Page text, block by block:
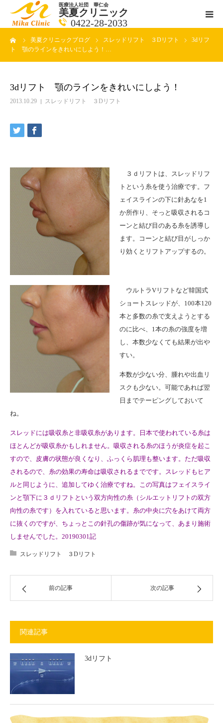
医療法人社団 華仁会
美夏クリニック
0422-28-2033
美夏クリニックブログ スレッドリフト ３Dリフト
3dリフ
ト 顎のラインをきれいにしよう！…
3dリフト 顎のラインをきれいにしよう！
2013.10.29 スレッドリフト ３Dリフト
３ｄリフトは、スレッドリフ
トという糸を使う治療です。フ
ェイスラインの下に針あなを1
か所作り、そっと吸収されるコ
ーンと結び目のある糸を誘導し
ます。コーンと結び目がしっか
り効くとリフトアップするの。
ウルトラVリフトなど韓国式
ショートスレッドが、100本120
本と多数の糸で支えようとする
のに比べ、1本の糸の強度を増
し、本数少なくても結果が出や
すい。
本数が少ない分、腫れや出血リ
スクも少ない。可能であれば翌
日までテーピングしておいて
ね。
スレッドには吸収糸と非吸収糸があります。日本で使われている糸は
ほとんどが吸収糸かもしれません。吸収される糸のほうが炎症を起こ
すので、皮膚の状態が良くなり、ふっくら肌理も整います。ただ吸収
されるので、糸の効果の寿命は吸収されるまでです。スレッドもヒア
ルと同じように、追加してゆく治療ですね。この写真はフェイスライ
ンと顎下に３ｄリフトという双方向性の糸（シルエットリフトの双方
向性の糸です）を入れていると思います。糸の中央に穴をあけて両方
に抜くのですが、ちょっとこの針孔の傷跡が気になって、あまり施術
しませんでした。20190301記
スレッドリフト ３Dリフト
前の記事 次の記事
関連記事
3dリフト
医師紹介
クリニックの紹介
アクセス
ブログ一覧ページ
料金一覧 new